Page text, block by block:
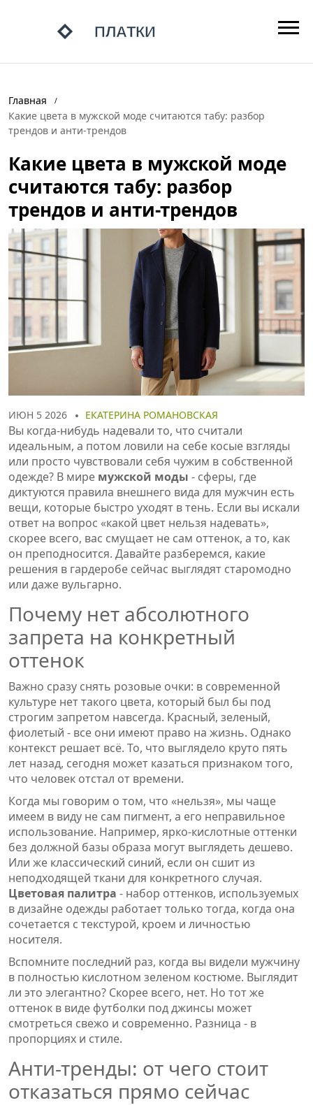
Главная
Какие цвета в мужской моде считаются табу: разбор
трендов и анти-трендов
Какие цвета в мужской моде
считаются табу: разбор
трендов и анти-трендов
ИЮН 5 2026 ЕКАТЕРИНА РОМАНОВСКАЯ
Вы когда-нибудь надевали то, что считали
идеальным, а потом ловили на себе косые взгляды
или просто чувствовали себя чужим в собственной
одежде? В мире мужской моды - сферы, где
диктуются правила внешнего вида для мужчин есть
вещи, которые быстро уходят в тень. Если вы искали
ответ на вопрос «какой цвет нельзя надевать»,
скорее всего, вас смущает не сам оттенок, а то, как
он преподносится. Давайте разберемся, какие
решения в гардеробе сейчас выглядят старомодно
или даже вульгарно.
Почему нет абсолютного
запрета на конкретный
оттенок
Важно сразу снять розовые очки: в современной
культуре нет такого цвета, который был бы под
строгим запретом навсегда. Красный, зеленый,
фиолетый - все они имеют право на жизнь. Однако
контекст решает всё. То, что выглядело круто пять
лет назад, сегодня может казаться признаком того,
что человек отстал от времени.
Когда мы говорим о том, что «нельзя», мы чаще
имеем в виду не сам пигмент, а его неправильное
использование. Например, ярко-кислотные оттенки
без должной базы образа могут выглядеть дешево.
Или же классический синий, если он сшит из
неподходящей ткани для конкретного случая.
Цветовая палитра - набор оттенков, используемых
в дизайне одежды работает только тогда, когда она
сочетается с текстурой, кроем и личностью
носителя.
Вспомните последний раз, когда вы видели мужчину
в полностью кислотном зеленом костюме. Выглядит
ли это элегантно? Скорее всего, нет. Но тот же
оттенок в виде футболки под джинсы может
смотреться свежо и современно. Разница - в
пропорциях и стиле.
Анти-тренды: от чего стоит
отказаться прямо сейчас